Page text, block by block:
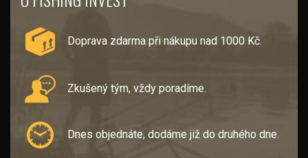
Doprava zdarma při nákupu nad 1000 Kč.
Zkušený tým, vždy poradíme.
Dnes objednáte, dodáme již do druhého dne.